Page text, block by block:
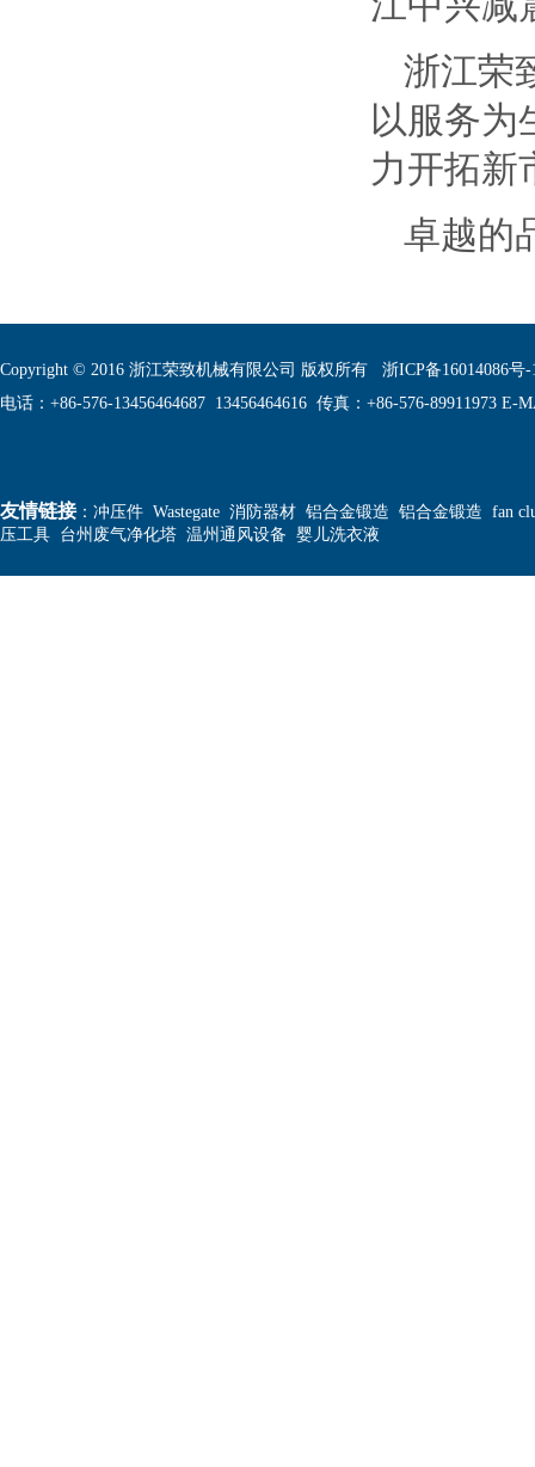
浙江荣
以服务为
力开拓新
卓越的
Copyright © 2016 浙江荣致机械有限公司 版权所有 浙ICP备16014086号-
电话：+86-576-13456464687 13456464616 传真：+86-576-89911973 E-
友情链接： 冲压件 Wastegate 消防器材 铝合金锻造 铝合金锻造 fan
压工具 台州废气净化塔 温州通风设备 婴儿洗衣液